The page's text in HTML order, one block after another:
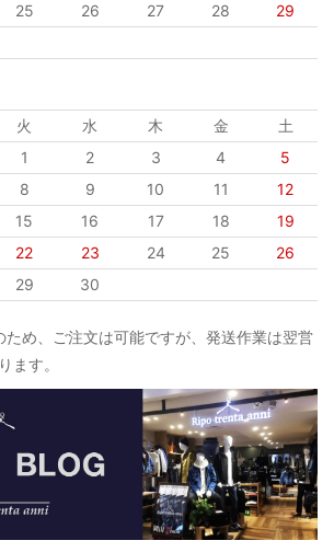
25 26 27 28
29
火 水 木 金
土
1
2 3 4
5
8 9 10 11
12
15 16 17 18
19
22 23 24 25
26
29 30
ため、ご注文は可能ですが、発送作業は翌営
ます。